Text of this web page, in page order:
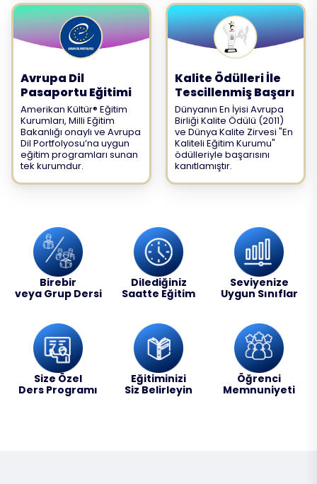
Avrupa Dil
Pasaportu Eğitimi
Amerikan Kültür® Eğitim
Kurumları, Milli Eğitim
Bakanlığı onaylı ve Avrupa
Dil Portfolyosu’na uygun
eğitim programları sunan
tek kurumdur.
Kalite Ödülleri İle
Tescillenmiş Başarı
Dünyanın En İyisi Avrupa
Birliği Kalite Ödülü (2011)
ve Dünya Kalite Zirvesi "En
Kaliteli Eğitim Kurumu"
ödülleriyle başarısını
kanıtlamıştır.
Birebir
veya Grup Dersi
Dilediğiniz
Saatte Eğitim
Seviyenize
Uygun Sınıflar
Size Özel
Ders Programı
Eğitiminizi
Siz Belirleyin
Öğrenci
Memnuniyeti